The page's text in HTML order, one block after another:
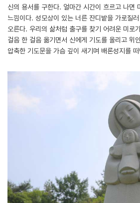
신의 용서를 구한다. 얼마간 시간이 흐르고 나면
느낌이다. 성모상이 있는 너른 잔디밭을 가로질러
오른다. 우리의 삶처럼 출구를 찾기 어려운 미로
걸음 한 걸음 옮기면서 신에게 기도를 올리고 위
압축한 기도문을 가슴 깊이 새기며 배론성지를